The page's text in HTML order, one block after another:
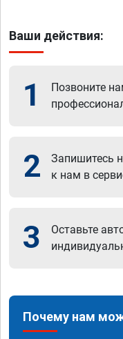
Ваши действия:
1 Позвоните
2
Запишитесь
к нам в
3
Оставьте
Почему нам